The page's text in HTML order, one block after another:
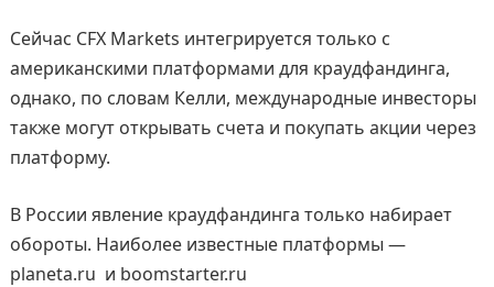
Сейчас CFX Markets интегрируется только с
американскими платформами для краудфандинга,
однако, по словам Келли, международные инвесторы
также могут открывать счета и покупать акции через
платформу.
В России явление краудфандинга только набирает
обороты. Наиболее известные платформы —
planeta.ru и boomstarter.ru